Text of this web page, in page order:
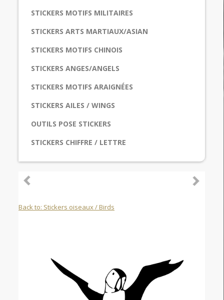
STICKERS MOTIFS MILITAIRES
STICKERS ARTS MARTIAUX/ASIAN
STICKERS MOTIFS CHINOIS
STICKERS ANGES/ANGELS
STICKERS MOTIFS ARAIGNÉES
STICKERS AILES / WINGS
OUTILS POSE STICKERS
STICKERS CHIFFRE / LETTRE
Back to: Stickers oiseaux / Birds